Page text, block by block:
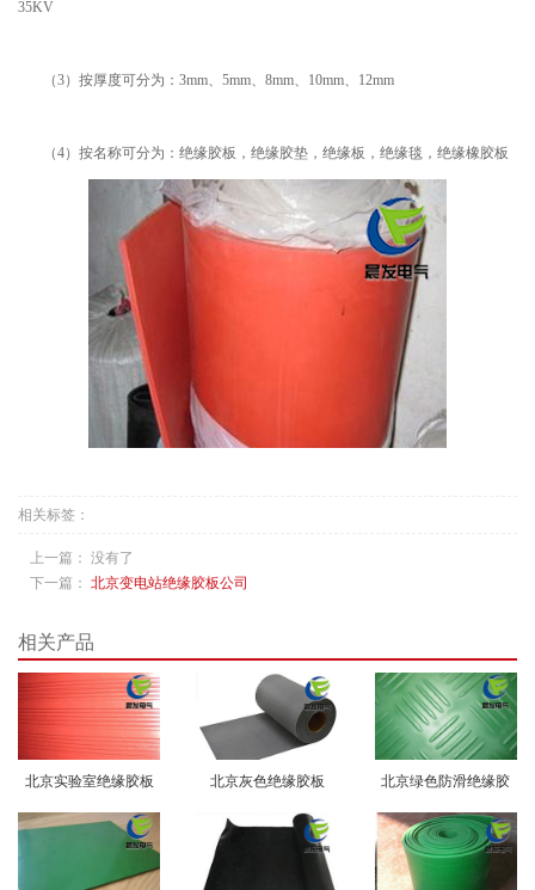
35KV
（3）按厚度可分为：3mm、5mm、8mm、10mm、12mm
（4）按名称可分为：绝缘胶板，绝缘胶垫，绝缘板，绝缘毯，绝缘橡胶板
相关标签：
上一篇： 没有了
下一篇： 北京变电站绝缘胶板公司
相关产品
北京实验室绝缘胶板 北京灰色绝缘胶板
北京绿色防滑绝缘胶